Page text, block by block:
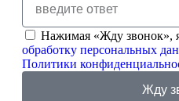
Нажимая «Жду звонок»,
обработку персональных
Политики
Жду